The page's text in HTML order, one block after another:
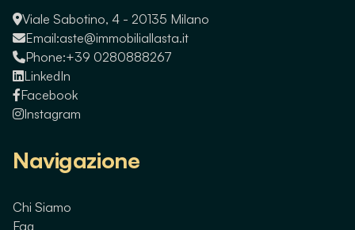
Viale Sabotino, 4 - 20135 Milano
Email:aste@immobiliallasta.it
Phone:+39 0280888267
LinkedIn
Facebook
Instagram
Navigazione
Chi Siamo
Faq